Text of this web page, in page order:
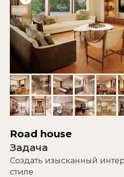
Road house
Задача
Создать изысканный
стиле